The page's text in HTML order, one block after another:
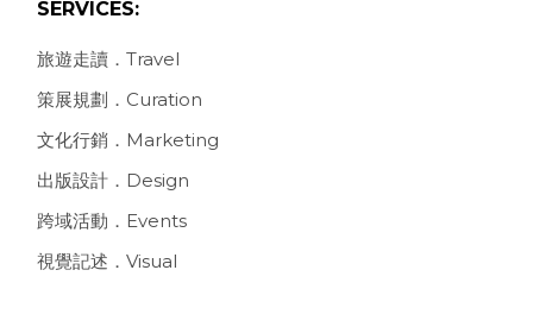
SERVICES:
旅遊走讀．Travel
策展規劃．Curation
文化行銷．Marketing
出版設計．Design
跨域活動．Events
視覺記述．Visual